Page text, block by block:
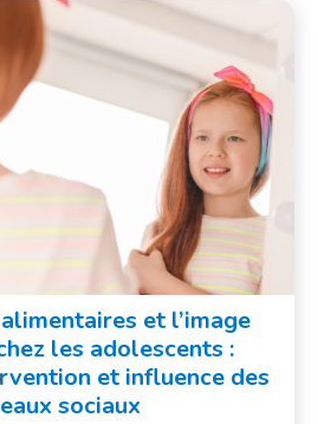
et l’image
les adolescents :
et influence des
sociaux